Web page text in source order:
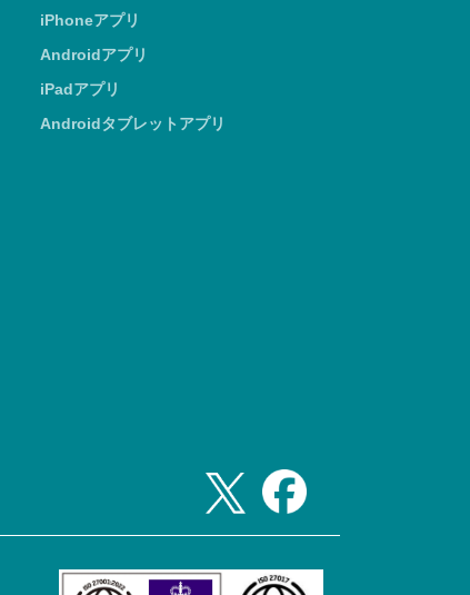
iPhoneアプリ
Androidアプリ
iPadアプリ
Androidタブレットアプリ